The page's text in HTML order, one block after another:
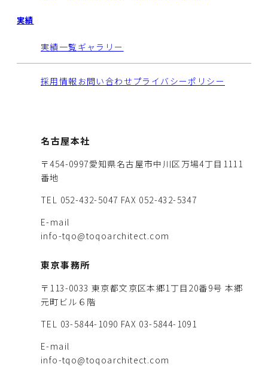
実績
実績一覧 ギャラリー
採用情報 お問い合わせ プライバシーポリシー
名古屋本社
〒454-0997愛知県名古屋市中川区万場4丁目1111
番地
TEL 052-432-5047 FAX 052-432-5347
E-mail
info-tqo@toqoarchitect.com
東京事務所
〒113-0033 東京都文京区本郷1丁目20番9号 本郷
元町ビル６階
TEL 03-5844-1090 FAX 03-5844-1091
E-mail
info-tqo@toqoarchitect.com